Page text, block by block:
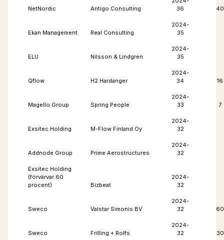
NetNordic Antigo Consulting
36
40
Ekan Management Real Consulting
2024-
35
ELU Nilsson & Lindgren
2024-
35
Qflow H2 Hardanger
2024-
34
16
Magello Group Spring People
2024-
33
7
Exsitec Holding M-Flow Finland Oy
2024-
32
Addnode Group Prime Aerostructures
2024-
32
Exsitec Holding
(förvärvar 60
procent)
Bizbeat
2024-
32
Sweco Valstar Simonis BV
2024-
32
60
Sweco Frilling + Rolfs
2024-
32
30